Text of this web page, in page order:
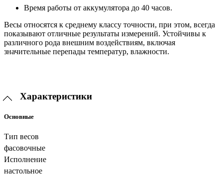
Время работы от аккумулятора до 40 часов.
Весы относятся к среднему классу точности, при этом, всегда
показывают отличные результаты измерений. Устойчивы к
различного рода внешним воздействиям, включая
значительные перепады температур, влажности.
Характеристики
Основные
Тип весов
фасовочные
Исполнение
настольное